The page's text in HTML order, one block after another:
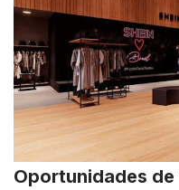
Oportunidades de